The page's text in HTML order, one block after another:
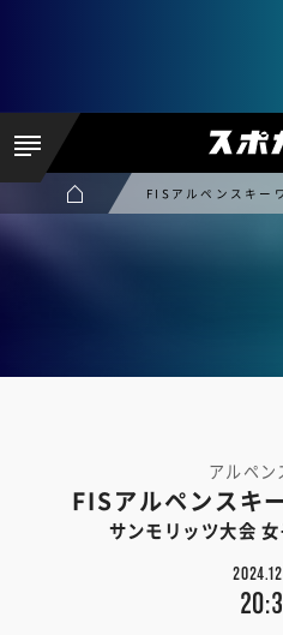
FISアルペンスキー
アルペン
FISアルペンスキ
サンモリッツ大会